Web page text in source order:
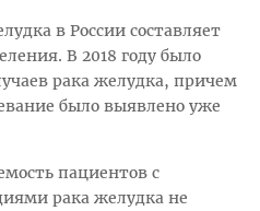
в России составляет
В 2018 году было
рака желудка, причем
было выявлено уже
пациентов с
рака желудка не